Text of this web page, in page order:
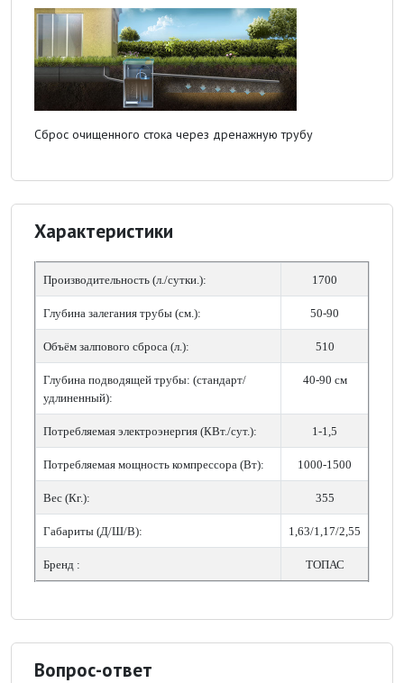
Сброс очищенного стока через дренажную трубу
Характеристики
Производительность (л./сутки.): 1700
Глубина залегания трубы (см.): 50-90
Объём залпового сброса (л.): 510
Глубина подводящей трубы: (стандарт/
удлиненный):
40-90 см
Потребляемая электроэнергия (КВт./сут.): 1-1,5
Потребляемая мощность компрессора (Вт): 1000-1500
Вес (Кг.): 355
Габариты (Д/Ш/В): 1,63/1,17/2,55
Бренд : ТОПАС
Вопрос-ответ